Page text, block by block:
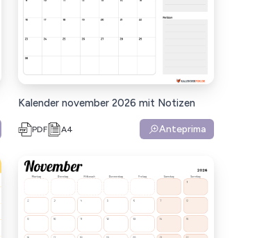
Kalender november 2026 mit Notizen
PDF A4 Anteprima